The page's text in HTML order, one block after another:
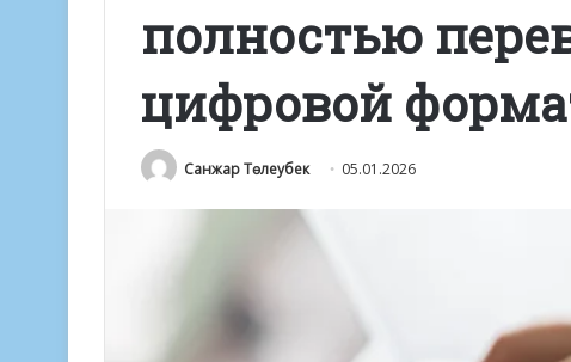
полностью
цифровой
Санжар Төлеубек 05.01.2026